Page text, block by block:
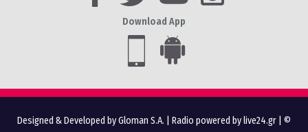
Download App
Designed & Developed by Gloman S.A. Radio powered by live24.gr | ©